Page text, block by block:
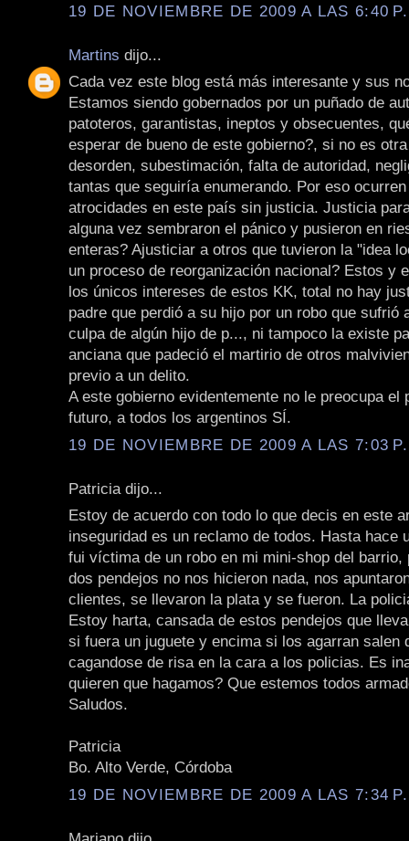
19 DE NOVIEMBRE DE 2009 A LAS 6:40
Martins dijo...
Cada vez este blog está más interesante y sus
Estamos siendo gobernados por un puñado de
patoteros, garantistas, ineptos y obsecuentes,
esperar de bueno de este gobierno?, si no es
desorden, subestimación, falta de autoridad,
tantas que seguiría enumerando. Por eso
atrocidades en este país sin justicia. Justicia
alguna vez sembraron el pánico y pusieron en
enteras? Ajusticiar a otros que tuvieron la "idea
un proceso de reorganización nacional? Estos y
los únicos intereses de estos KK, total no hay
padre que perdió a su hijo por un robo que sufrió
culpa de algún hijo de p..., ni tampoco la existe
anciana que padeció el martirio de otros
previo a un delito.
A este gobierno evidentemente no le preocupa el
futuro, a todos los argentinos SÍ.
19 DE NOVIEMBRE DE 2009 A LAS 7:03
Patricia dijo...
Estoy de acuerdo con todo lo que decis en este
inseguridad es un reclamo de todos. Hasta hace
fui víctima de un robo en mi mini-shop del barrio,
dos pendejos no nos hicieron nada, nos
clientes, se llevaron la plata y se fueron. La
Estoy harta, cansada de estos pendejos que
si fuera un juguete y encima si los agarran salen
cagandose de risa en la cara a los policias. Es
quieren que hagamos? Que estemos todos
Saludos.
Patricia
Bo. Alto Verde, Córdoba
19 DE NOVIEMBRE DE 2009 A LAS 7:34